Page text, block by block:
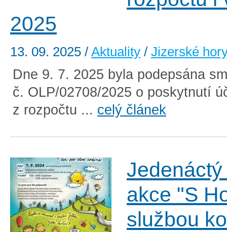
2025
13. 09. 2025 / Aktuality / Jizerské
Dne 9. 7. 2025 byla podepsána
č. OLP/02708/2025 o poskytnutí
z rozpočtu ... celý článek
akce "S
službou